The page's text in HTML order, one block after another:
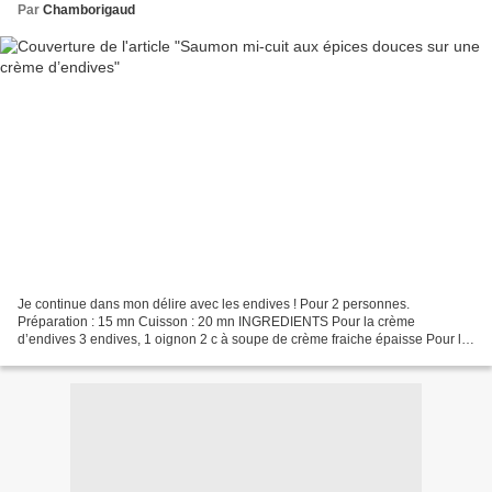
Par Chamborigaud
Je continue dans mon délire avec les endives ! Pour 2 personnes.
Préparation : 15 mn Cuisson : 20 mn INGREDIENTS Pour la crème
d’endives 3 endives, 1 oignon 2 c à soupe de crème fraiche épaisse Pour le